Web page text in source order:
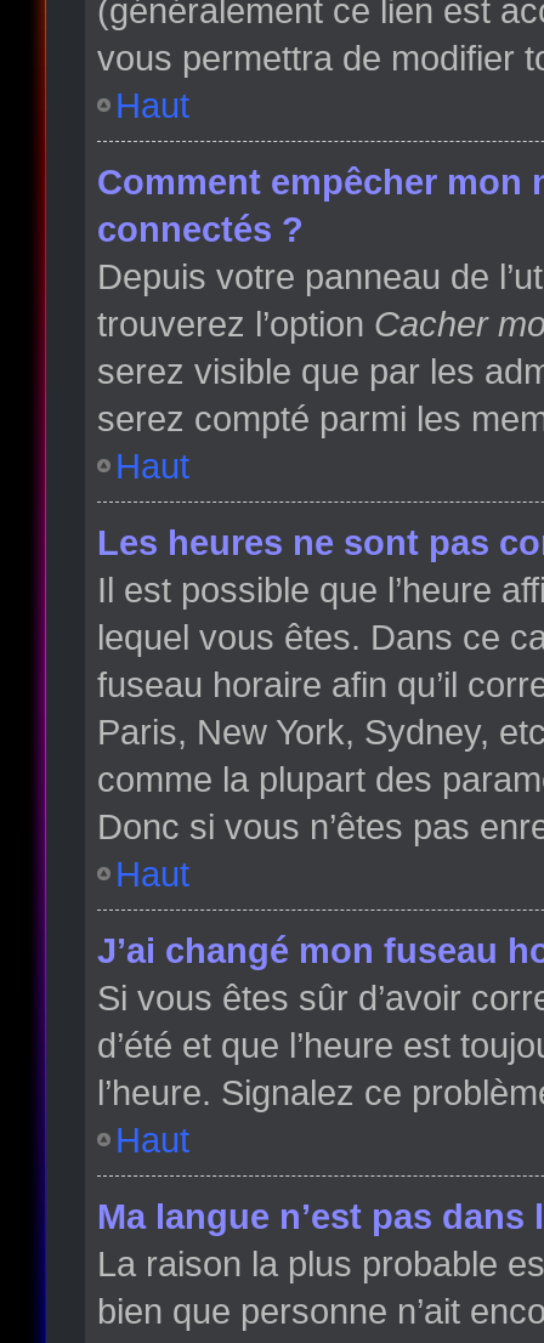
(généralement ce lien est
vous permettra de modifier
Haut
Comment empêcher mon
connectés ?
Depuis votre panneau de
trouverez l’option Cacher
serez visible que par les
serez compté parmi les
Haut
Les heures ne sont pas
Il est possible que l’heure
lequel vous êtes. Dans ce
fuseau horaire afin qu’il
Paris, New York, Sydney,
comme la plupart des
Donc si vous n’êtes pas
Haut
J’ai changé mon fuseau
Si vous êtes sûr d’avoir
d’été et que l’heure est
l’heure. Signalez ce
Haut
Ma langue n’est pas dans
La raison la plus probable
bien que personne n’ait